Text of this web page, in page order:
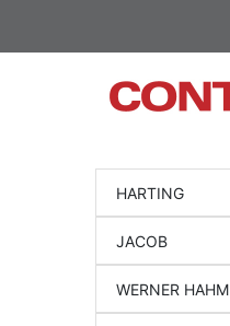
HARTING
JACOB
WERNER HAHM